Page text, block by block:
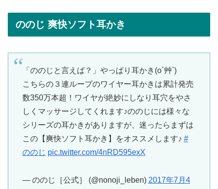
ののじ 爽快ソフト耳かき
「ののじと言えば？」やっぱり耳かき(o´艸`)
こちらの３連ループのワイヤー耳かきは累計発売
数350万本超！ワイヤが絶妙にしなり耳穴をやさ
しくマッサージしてくれます♪ののじには様々な
シリーズの耳かきがありますが、迷ったらまずは
この【爽快ソフト耳かき】をオススメします♪ #
ののじ pic.twitter.com/4nRD595exX
— ののじ［公式］ (@nonoji_leben) 2017年7月4